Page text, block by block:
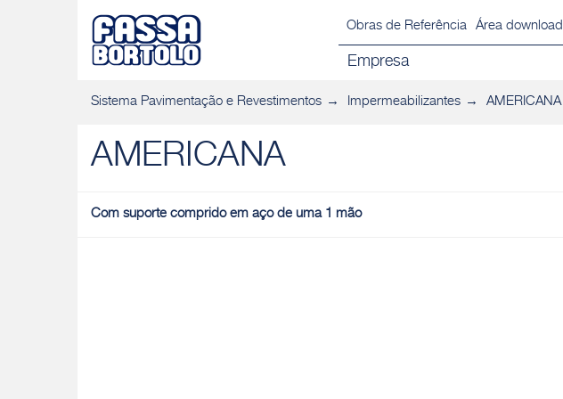
Obras de Referência Área download
Empresa
Sistema Pavimentação e Revestimentos Impermeabilizantes AMERICANA
AMERICANA
Com suporte comprido em aço de uma 1 mão